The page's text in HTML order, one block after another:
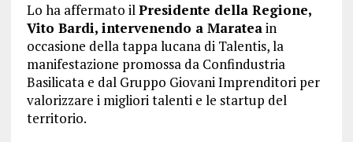
Lo ha affermato ilPresidente della Regione,
Vito Bardi, intervenendo a Marateain
occasione della tappa lucana di Talentis, la
manifestazione promossa da Confindustria
Basilicata e dal Gruppo Giovani Imprenditori per
valorizzare i migliori talenti e le startup del
territorio.